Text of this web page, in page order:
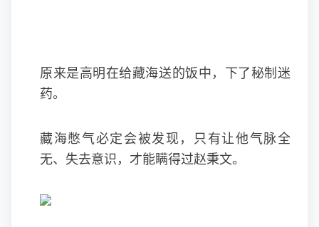
原来是高明在给藏海送的饭中，下了秘制迷
药。
藏海憋气必定会被发现，只有让他气脉全
无、失去意识，才能瞒得过赵秉文。